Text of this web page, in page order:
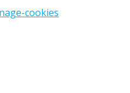
cookies